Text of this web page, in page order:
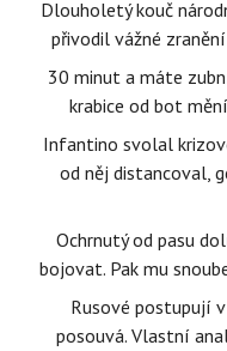
Dlouholetý kouč
přivodil vážné
30 minut a máte
krabice od bot
Infantino svolal
od něj distancoval,
Ochrnutý od pasu
bojovat. Pak mu
Rusové postupují
posouvá. Vlastní